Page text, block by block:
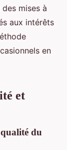
mises à
aux intérêts
en
et
du